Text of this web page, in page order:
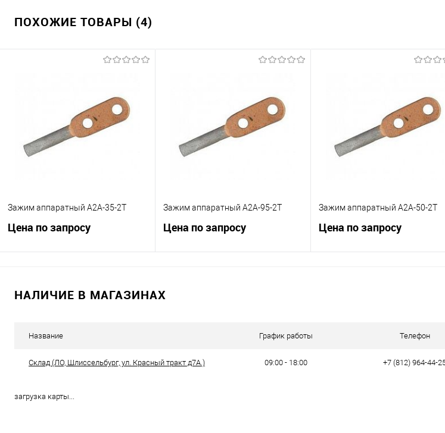
ПОХОЖИЕ ТОВАРЫ (4)
Зажим аппаратный А2А-35-2Т
Цена по запросу
Купить в 1 клик
К сравнению
Зажим аппаратный А2А-95-2Т
Цена по запросу
Зажим аппаратный А2А-50-2Т
Цена по запросу
НАЛИЧИЕ В МАГАЗИНАХ
Название График работы Телефон
Склад (ЛО, Шлиссельбург, ул. Красный тракт д7А.) 09:00 - 18:00 +7 (812) 964-44-
загрузка карты...